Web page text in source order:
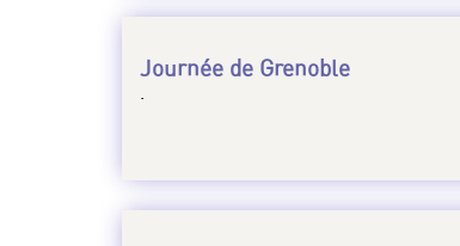
Journée de Grenoble
.